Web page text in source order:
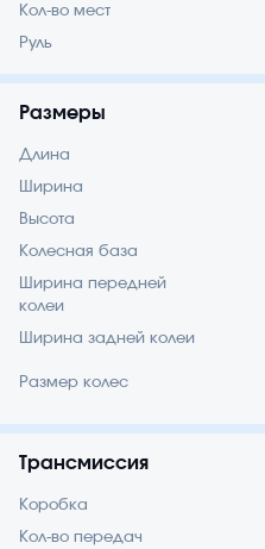
Кол-во мест
Руль
Размеры
Длина
Ширина
Высота
Колесная база
Ширина передней
колеи
Ширина задней колеи
Размер колес
Трансмиссия
Коробка
Кол-во передач